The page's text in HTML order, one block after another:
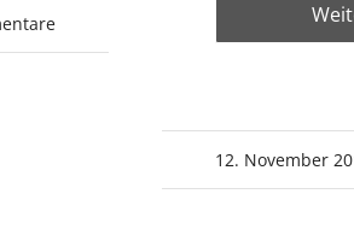
12. November
/